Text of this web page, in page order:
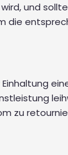
und
die
zu